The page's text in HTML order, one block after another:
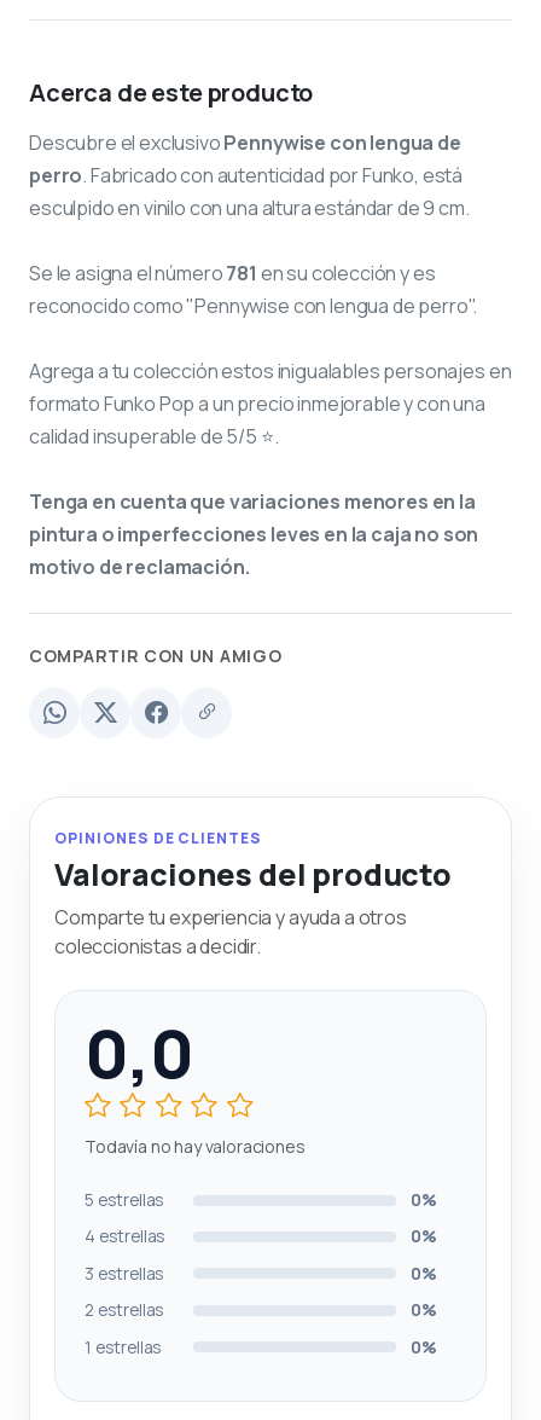
Acerca de este producto
Descubre el exclusivoPennywise con lengua de
perro. Fabricado con autenticidad por Funko, está
esculpido en vinilo con una altura estándar de 9 cm.
Se le asigna el número781 en su colección y es
reconocido como "Pennywise con lengua de perro".
Agrega a tu colección estos inigualables personajes en
formato Funko Pop a un precio inmejorable y con una
calidad insuperable de 5/5 ⭐.
Tenga en cuenta que variaciones menores en la
pintura o imperfecciones leves en la caja no son
motivo de reclamación.
COMPARTIR CON UN AMIGO
OPINIONES DE CLIENTES
Valoraciones del producto
Comparte tu experiencia y ayuda a otros
coleccionistas a decidir.
0,0
Todavía no hay valoraciones
5 estrellas
0%
4 estrellas
0%
3 estrellas
0%
2 estrellas
0%
1 estrellas
0%